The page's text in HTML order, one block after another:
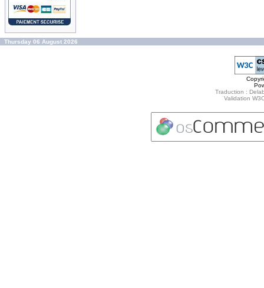
Thursday 06 August 2026
Traduction :
Validation